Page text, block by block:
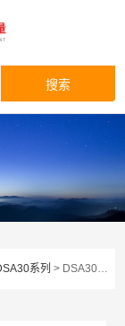
系列 > DSA30SKRUSS 液滴形状分析仪